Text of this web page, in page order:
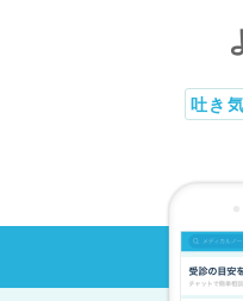
吐き